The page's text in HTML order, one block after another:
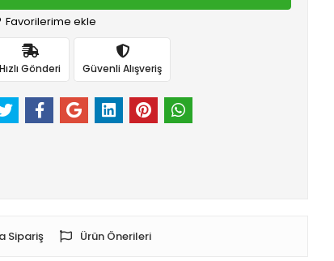
Favorilerime ekle
Hızlı Gönderi Güvenli Alışveriş
Sipariş Ürün Önerileri